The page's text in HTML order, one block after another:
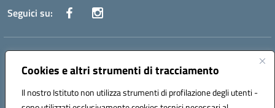
Cookies e altri strumenti di tracciamento
Il nostro Istituto non utilizza strumenti di profilazione degli utenti -
Seguici su:
Indirizzo:
Centralino:0823 742191 Email:CEIC8BC00Q@istruzione.it
Codice fiscale: 93117040613